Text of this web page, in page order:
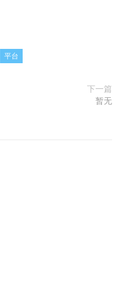
平台
下一篇
暂无